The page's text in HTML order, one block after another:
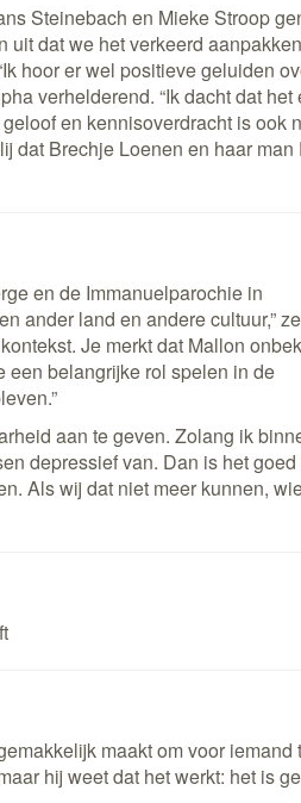
Steinebach en Mieke Stroop
dat we het verkeerd
hoor er wel positieve geluiden
verhelderend. “Ik dacht dat het
en kennisoverdracht is ook
dat Brechje Loenen en haar man
en de Immanuelparochie in
ander land en andere cultuur,”
Je merkt dat Mallon
een belangrijke rol spelen in de
aan te geven. Zolang ik
depressief van. Dan is het
Als wij dat niet meer kunnen,
maakt om voor iemand
hij weet dat het werkt: het is